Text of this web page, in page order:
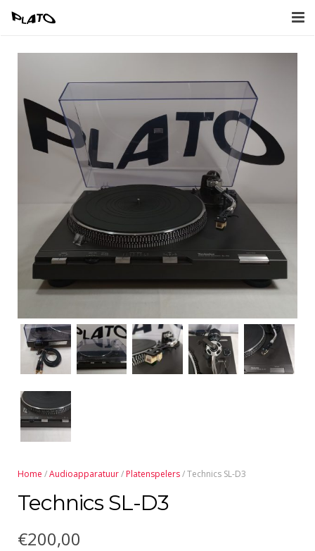
Home
Verkoop
Afbeeldingen
Naar Webwinkel
Home /Audioapparatuur/ Platenspelers/ Technics SL-D3
Technics SL-D3
€200,00